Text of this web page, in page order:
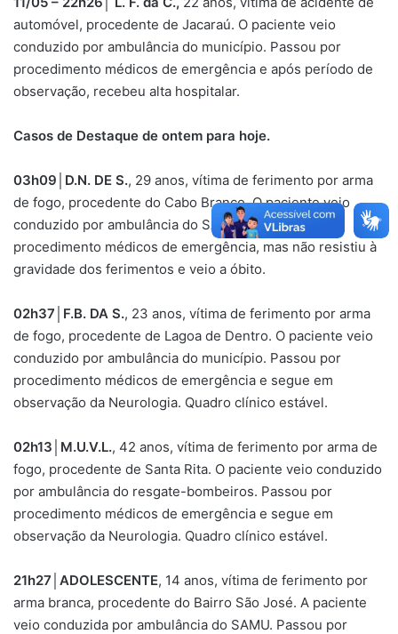
automóvel, procedente de Jacaraú. O paciente veio
conduzido por ambulância do município. Passou por
procedimento médicos de emergência e após período de
observação, recebeu alta hospitalar.
Casos de Destaque de ontem para hoje.
03h09 D.N. DE S., 29 anos, vítima de ferimento por arma
de fogo, procedente do Cabo Branco. O paciente veio
conduzido por ambulância do SAMU. Passou por
procedimento médicos de emergência, mas não resistiu à
gravidade dos ferimentos e veio a óbito.
02h37 F.B. DA S., 23 anos, vítima de ferimento por arma
de fogo, procedente de Lagoa de Dentro. O paciente veio
conduzido por ambulância do município. Passou por
procedimento médicos de emergência e segue em
observação da Neurologia. Quadro clínico estável.
02h13 M.U.V.L., 42 anos, vítima de ferimento por arma de
fogo, procedente de Santa Rita. O paciente veio conduzido
por ambulância do resgate-bombeiros. Passou por
procedimento médicos de emergência e segue em
observação da Neurologia. Quadro clínico estável.
21h27 ADOLESCENTE, 14 anos, vítima de ferimento por
arma branca, procedente do Bairro São José. A paciente
veio conduzida por ambulância do SAMU. Passou por